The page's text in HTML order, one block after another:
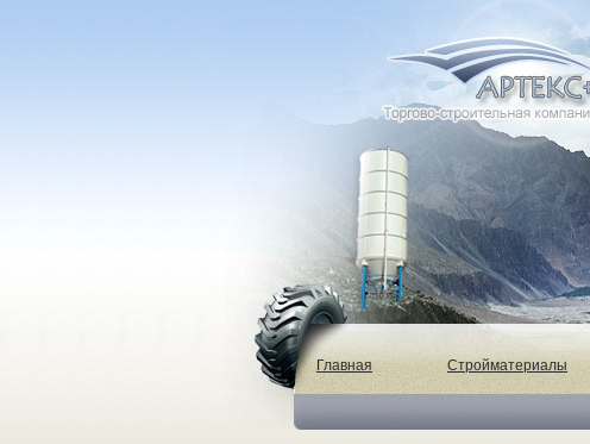
Главная Стройматериалы